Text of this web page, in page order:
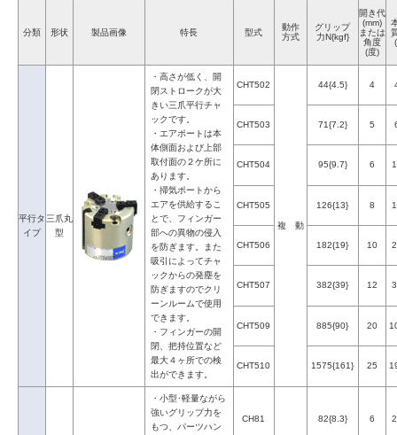
分類 形状 製品画像 特長 型式
動作
方式
グリップ
力N{kgf}
開き代
(mm)
または
角度
(度)
平行タ
イプ
三爪丸
型
・高さが低く、開
閉ストロークが大
きい三爪平行チャ
ックです。
・エアポートは本
体側面および上部
取付面の２ケ所に
あります。
・掃気ポートから
エアを供給するこ
とで、フィンガー
部への異物の侵入
を防ぎます。また
吸引によってチャ
ックからの発塵を
防ぎますのでクリ
ーンルームで使用
できます。
・フィンガーの開
閉、把持位置など
最大４ヶ所での検
出ができます。
CHT502
複 動
44{4.5} 4
CHT503 71{7.2} 5
CHT504 95{9.7} 6
CHT505 126{13} 8
CHT506 182{19} 10
CHT507 382{39} 12
CHT509 885{90} 20
CHT510 1575{161} 25
・小型･軽量ながら
強いグリップ力を
もつ、パーツハン
CH81 82{8.3} 6